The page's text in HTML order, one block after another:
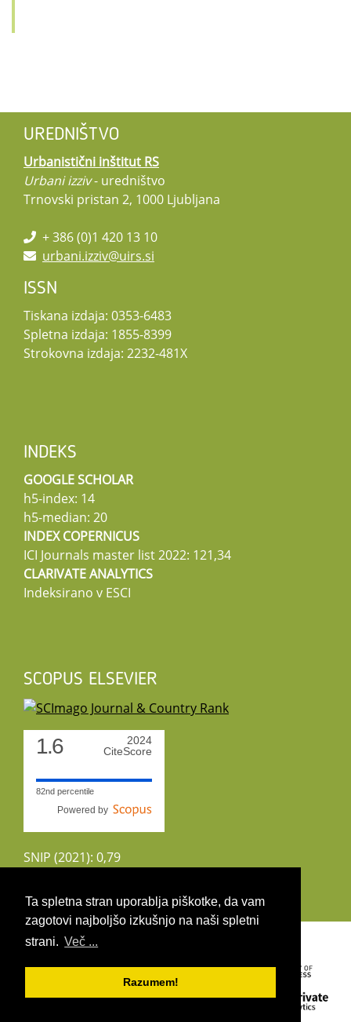
Ta spletna stran uporablja piškotke, da vam
zagotovi najboljšo izkušnjo na naši spletni
strani. Več ...
Razumem!
UREDNIŠTVO
Urbanistični inštitut RS
Urbani izziv- uredništvo
Trnovski pristan 2, 1000 Ljubljana
+ 386 (0)1 420 13 10
urbani.izziv@uirs.si
ISSN
Tiskana izdaja: 0353-6483
Spletna izdaja: 1855-8399
Strokovna izdaja: 2232-481X
INDEKS
GOOGLE SCHOLAR
h5-index: 14
h5-median: 20
INDEX COPERNICUS
ICI Journals master list 2022: 121,34
CLARIVATE ANALYTICS
Indeksirano v ESCI
SCOPUS ELSEVIER
1.6
2024
CiteScore
82nd percentile
Powered by
SNIP (2021): 0,79